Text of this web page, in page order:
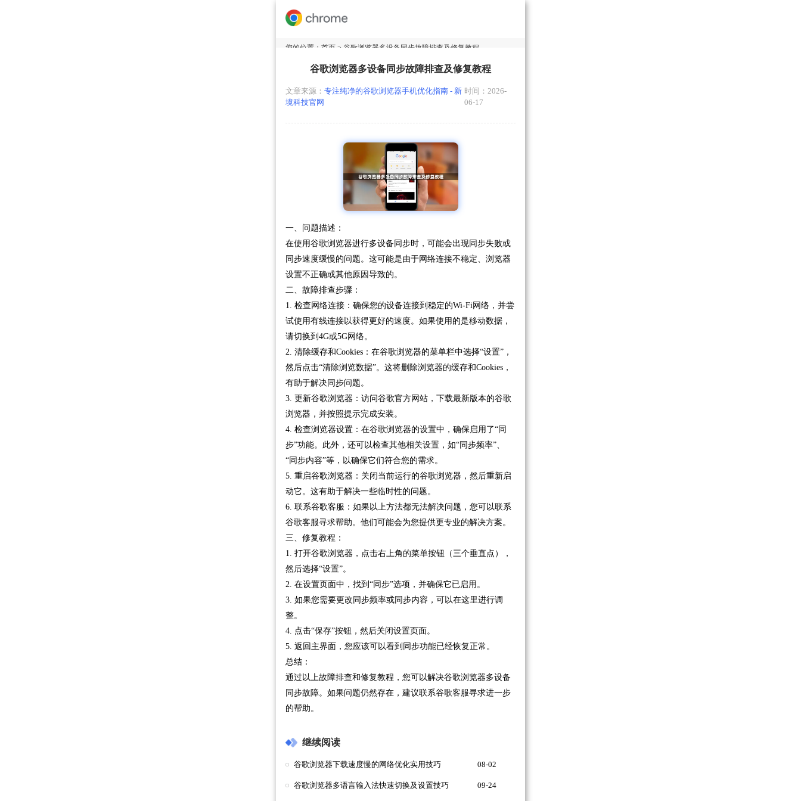
您的位置： 首页 > 谷歌浏览器多设备同步故障排查及修复教程
谷歌浏览器多设备同步故障排查及修复教程
文章来源： 专注纯净的谷歌浏览器手机优化指南 - 新
境科技官网
时间：2026-
06-17
一、问题描述：
在使用谷歌浏览器进行多设备同步时，可能会出现同步失败或
同步速度缓慢的问题。这可能是由于网络连接不稳定、浏览器
设置不正确或其他原因导致的。
二、故障排查步骤：
1. 检查网络连接：确保您的设备连接到稳定的Wi-Fi网络，并尝
试使用有线连接以获得更好的速度。如果使用的是移动数据，
请切换到4G或5G网络。
2. 清除缓存和Cookies：在谷歌浏览器的菜单栏中选择“设置”，
然后点击“清除浏览数据”。这将删除浏览器的缓存和Cookies，
有助于解决同步问题。
3. 更新谷歌浏览器：访问谷歌官方网站，下载最新版本的谷歌
浏览器，并按照提示完成安装。
4. 检查浏览器设置：在谷歌浏览器的设置中，确保启用了“同
步”功能。此外，还可以检查其他相关设置，如“同步频率”、
“同步内容”等，以确保它们符合您的需求。
5. 重启谷歌浏览器：关闭当前运行的谷歌浏览器，然后重新启
动它。这有助于解决一些临时性的问题。
6. 联系谷歌客服：如果以上方法都无法解决问题，您可以联系
谷歌客服寻求帮助。他们可能会为您提供更专业的解决方案。
三、修复教程：
1. 打开谷歌浏览器，点击右上角的菜单按钮（三个垂直点），
然后选择“设置”。
2. 在设置页面中，找到“同步”选项，并确保它已启用。
3. 如果您需要更改同步频率或同步内容，可以在这里进行调
整。
4. 点击“保存”按钮，然后关闭设置页面。
5. 返回主界面，您应该可以看到同步功能已经恢复正常。
总结：
通过以上故障排查和修复教程，您可以解决谷歌浏览器多设备
同步故障。如果问题仍然存在，建议联系谷歌客服寻求进一步
的帮助。
继续阅读
谷歌浏览器下载速度慢的网络优化实用技巧 08-02
谷歌浏览器多语言输入法快速切换及设置技巧 09-24